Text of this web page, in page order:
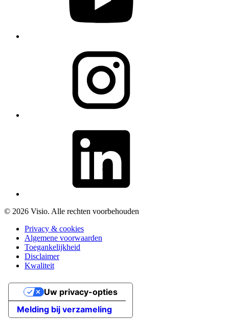
© 2026 Visio. Alle rechten voorbehouden
Privacy & cookies
Algemene voorwaarden
Toegankelijkheid
Disclaimer
Kwaliteit
Melding bij verzameling
Uw privacy-opties